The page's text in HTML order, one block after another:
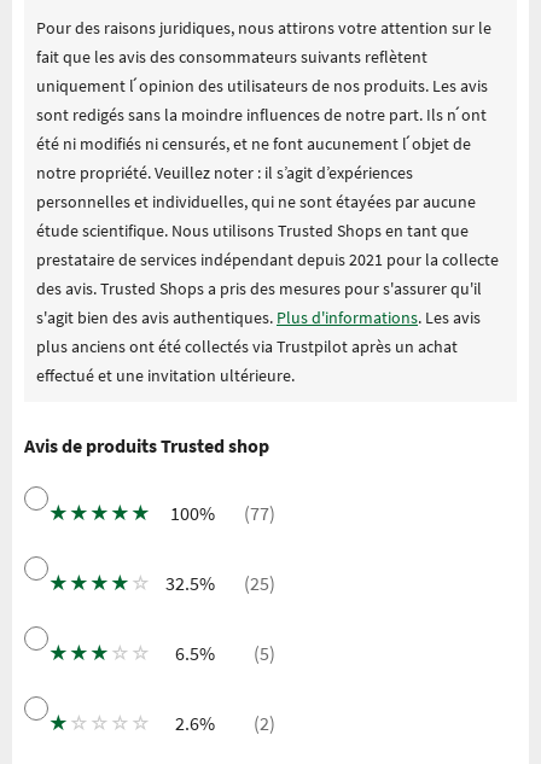
Pour des raisons juridiques, nous attirons votre attention sur le
fait que les avis des consommateurs suivants reflètent
uniquement l ́opinion des utilisateurs de nos produits. Les avis
sont redigés sans la moindre influences de notre part. Ils n ́ont
été ni modifiés ni censurés, et ne font aucunement l ́objet de
notre propriété. Veuillez noter : il s’agit d’expériences
personnelles et individuelles, qui ne sont étayées par aucune
étude scientifique. Nous utilisons Trusted Shops en tant que
prestataire de services indépendant depuis 2021 pour la collecte
des avis. Trusted Shops a pris des mesures pour s'assurer qu'il
s'agit bien des avis authentiques. Plus d'informations. Les avis
plus anciens ont été collectés via Trustpilot après un achat
effectué et une invitation ultérieure.
Avis de produits Trusted shop
★ ★ ★ ★ ★ 100% (77)
★ ★ ★ ★ ☆ 32.5% (25)
★ ★ ★ ☆ ☆ 6.5% (5)
★ ☆ ☆ ☆ ☆ 2.6% (2)